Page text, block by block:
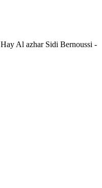
Al azhar Sidi Bernoussi -